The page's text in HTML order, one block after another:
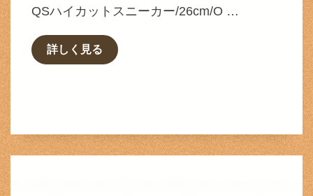
QSハイカットスニーカー/26cm/O …
詳しく見る